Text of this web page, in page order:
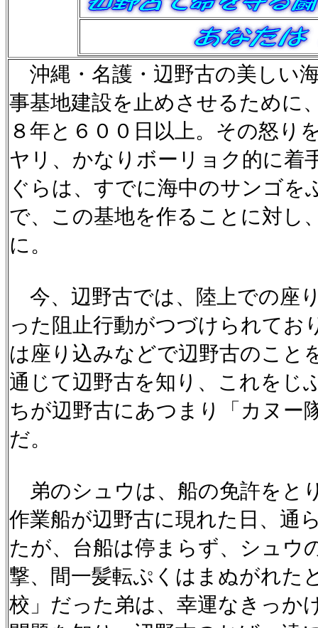
沖縄・名護・辺野古の美しい
事基地建設を止めさせるために
８年と６００日以上。その怒り
ヤリ、かなりボーリョク的に着
ぐらは、すでに海中のサンゴを
で、この基地を作ることに対し
に。
今、辺野古では、陸上での座
った阻止行動がつづけられてお
は座り込みなどで辺野古のこと
通じて辺野古を知り、これをじ
ちが辺野古にあつまり「カヌー
だ。
弟のシュウは、船の免許をと
作業船が辺野古に現れた日、通
たが、台船は停まらず、シュウ
撃、間一髪転ぷくはまぬがれた
校」だった弟は、幸運なきっか